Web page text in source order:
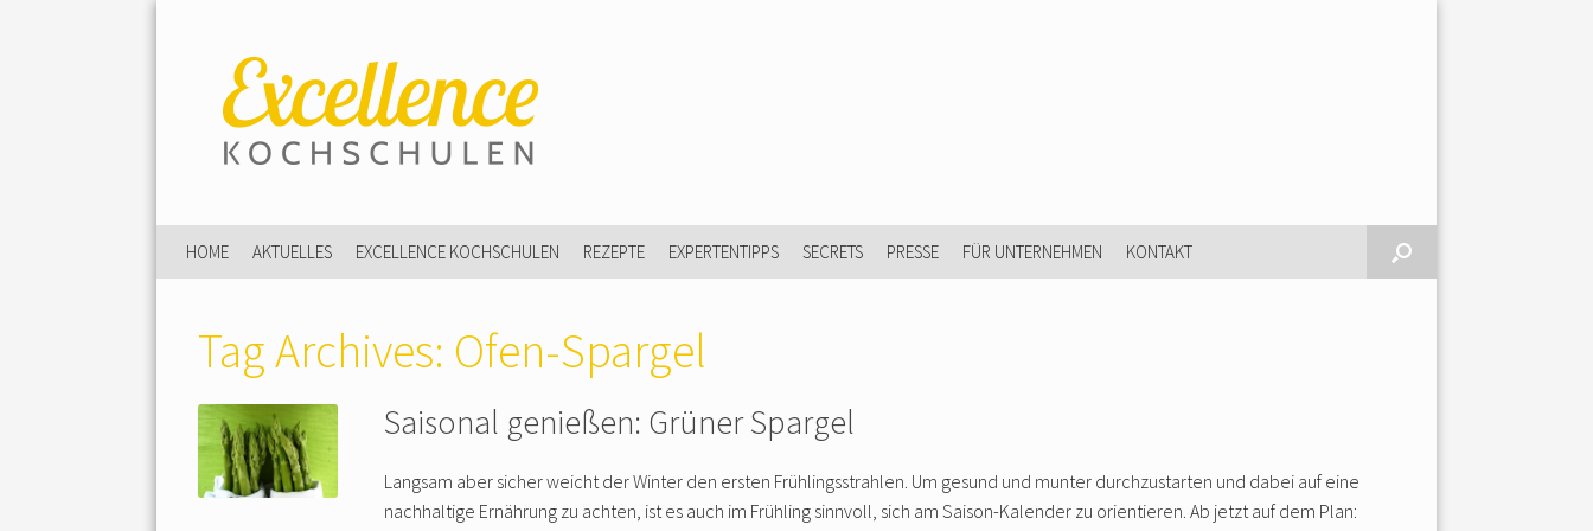
HOME AKTUELLES EXCELLENCE KOCHSCHULEN REZEPTE EXPERTENTIPPS SECRETS PRESSE FÜR UNTERNEHMEN KONTAKT
Tag Archives: Ofen-Spargel
Saisonal genießen: Grüner Spargel
Langsam aber sicher weicht der Winter den ersten Frühlingsstrahlen. Um gesund und munter durchzustarten und dabei auf eine
nachhaltige Ernährung zu achten, ist es auch im Frühling sinnvoll, sich am Saison-Kalender zu orientieren. Ab jetzt auf dem Plan: